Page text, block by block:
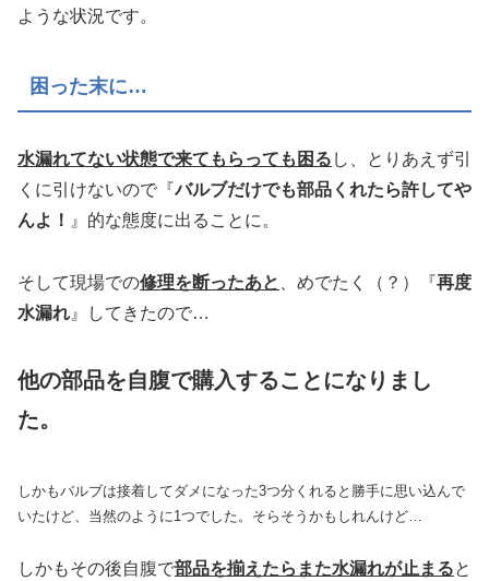
ような状況です。
困った末に…
水漏れてない状態で来てもらっても困る し、とりあえず引
くに引けないので『バルブだけでも部品くれたら許してや
んよ！ 』的な態度に出ることに。
そして現場での修理を断ったあと 、めでたく（？）『再度
水漏れ 』してきたので…
他の部品を自腹で購入することになりまし
た。
しかもバルブは接着してダメになった3つ分くれると勝手に思い込んで
いたけど、当然のように1つでした。そらそうかもしれんけど…
しかもその後自腹で部品を揃えたらまた水漏れが止まると